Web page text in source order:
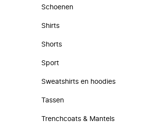
Schoenen
Shirts
Shorts
Sport
Sweatshirts en hoodies
Tassen
Trenchcoats & Mantels